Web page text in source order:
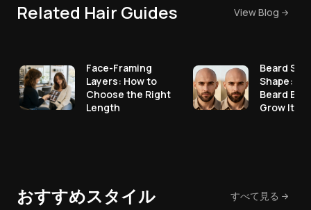
Related Hair Guides View Blog
Face-Framing
Layers: How to
Choose the Right
Length
Beard
Shape:
Beard
Grow It
おすすめスタイル すべて見る